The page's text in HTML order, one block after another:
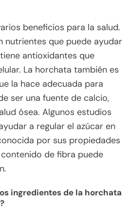
beneficios para la salud.
nutrientes que puede ayudar
antioxidantes que
La horchata también es
la hace adecuada para
ser una fuente de calcio,
ósea. Algunos estudios
a regular el azúcar en
por sus propiedades
de fibra puede
ingredientes de la horchata